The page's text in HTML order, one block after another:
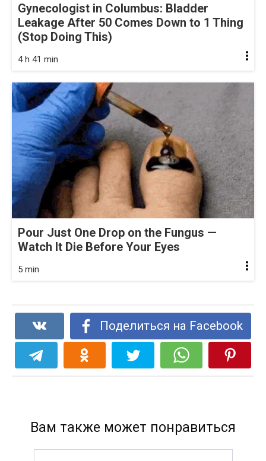
Gynecologist in Columbus: Bladder
Leakage After 50 Comes Down to 1 Thing
(Stop Doing This)
4 h 41 min
Pour Just One Drop on the Fungus —
Watch It Die Before Your Eyes
5 min
Поделиться на Facebook
Вам также может понравиться